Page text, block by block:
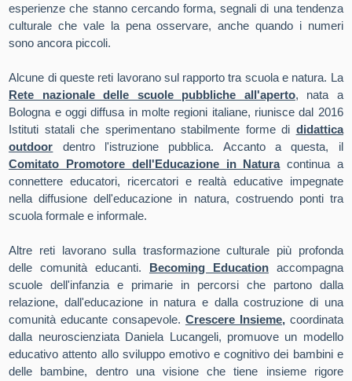
esperienze che stanno cercando forma, segnali di una tendenza
culturale che vale la pena osservare, anche quando i numeri
sono ancora piccoli.
Alcune di queste reti lavorano sul rapporto tra scuola e natura. La
Rete nazionale delle scuole pubbliche all'aperto, nata a
Bologna e oggi diffusa in molte regioni italiane, riunisce dal 2016
Istituti statali che sperimentano stabilmente forme di didattica
outdoor dentro l'istruzione pubblica. Accanto a questa, il
Comitato Promotore dell'Educazione in Naturacontinua a
connettere educatori, ricercatori e realtà educative impegnate
nella diffusione dell'educazione in natura, costruendo ponti tra
scuola formale e informale.
Altre reti lavorano sulla trasformazione culturale più profonda
delle comunità educanti. Becoming Educationaccompagna
scuole dell'infanzia e primarie in percorsi che partono dalla
relazione, dall'educazione in natura e dalla costruzione di una
comunità educante consapevole. Crescere Insieme,coordinata
dalla neuroscienziata Daniela Lucangeli, promuove un modello
educativo attento allo sviluppo emotivo e cognitivo dei bambini e
delle bambine, dentro una visione che tiene insieme rigore